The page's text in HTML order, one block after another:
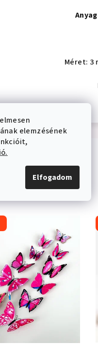
elemzésének
Elfogadom
Méret: 3